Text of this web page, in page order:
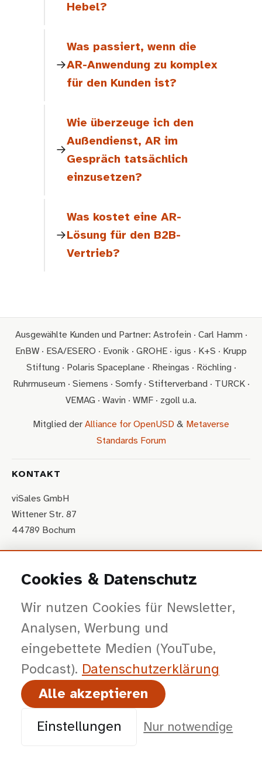
Hebel?
Was passiert, wenn die
AR-Anwendung zu komplex
für den Kunden ist?
Wie überzeuge ich den
Außendienst, AR im
Gespräch tatsächlich
einzusetzen?
Was kostet eine AR-
Lösung für den B2B-
Vertrieb?
Ausgewählte Kunden und Partner: Astrofein · Carl Hamm ·
EnBW · ESA/ESERO · Evonik · GROHE · igus · K+S · Krupp
Stiftung · Polaris Spaceplane · Rheingas · Röchling ·
Ruhrmuseum · Siemens · Somfy · Stifterverband · TURCK ·
VEMAG · Wavin · WMF · zgoll u.a.
Mitglied der Alliance for OpenUSD & Metaverse
Standards Forum
KONTAKT
viSales GmbH
Wittener Str. 87
44789 Bochum
Google Maps
Termin buchen
KI & DATEN
Cookies & Datenschutz
Wir nutzen Cookies für Newsletter,
Analysen, Werbung und
eingebettete Medien (YouTube,
Podcast). Datenschutz­erklärung
Alle akzeptieren
Einstellungen Nur notwendige